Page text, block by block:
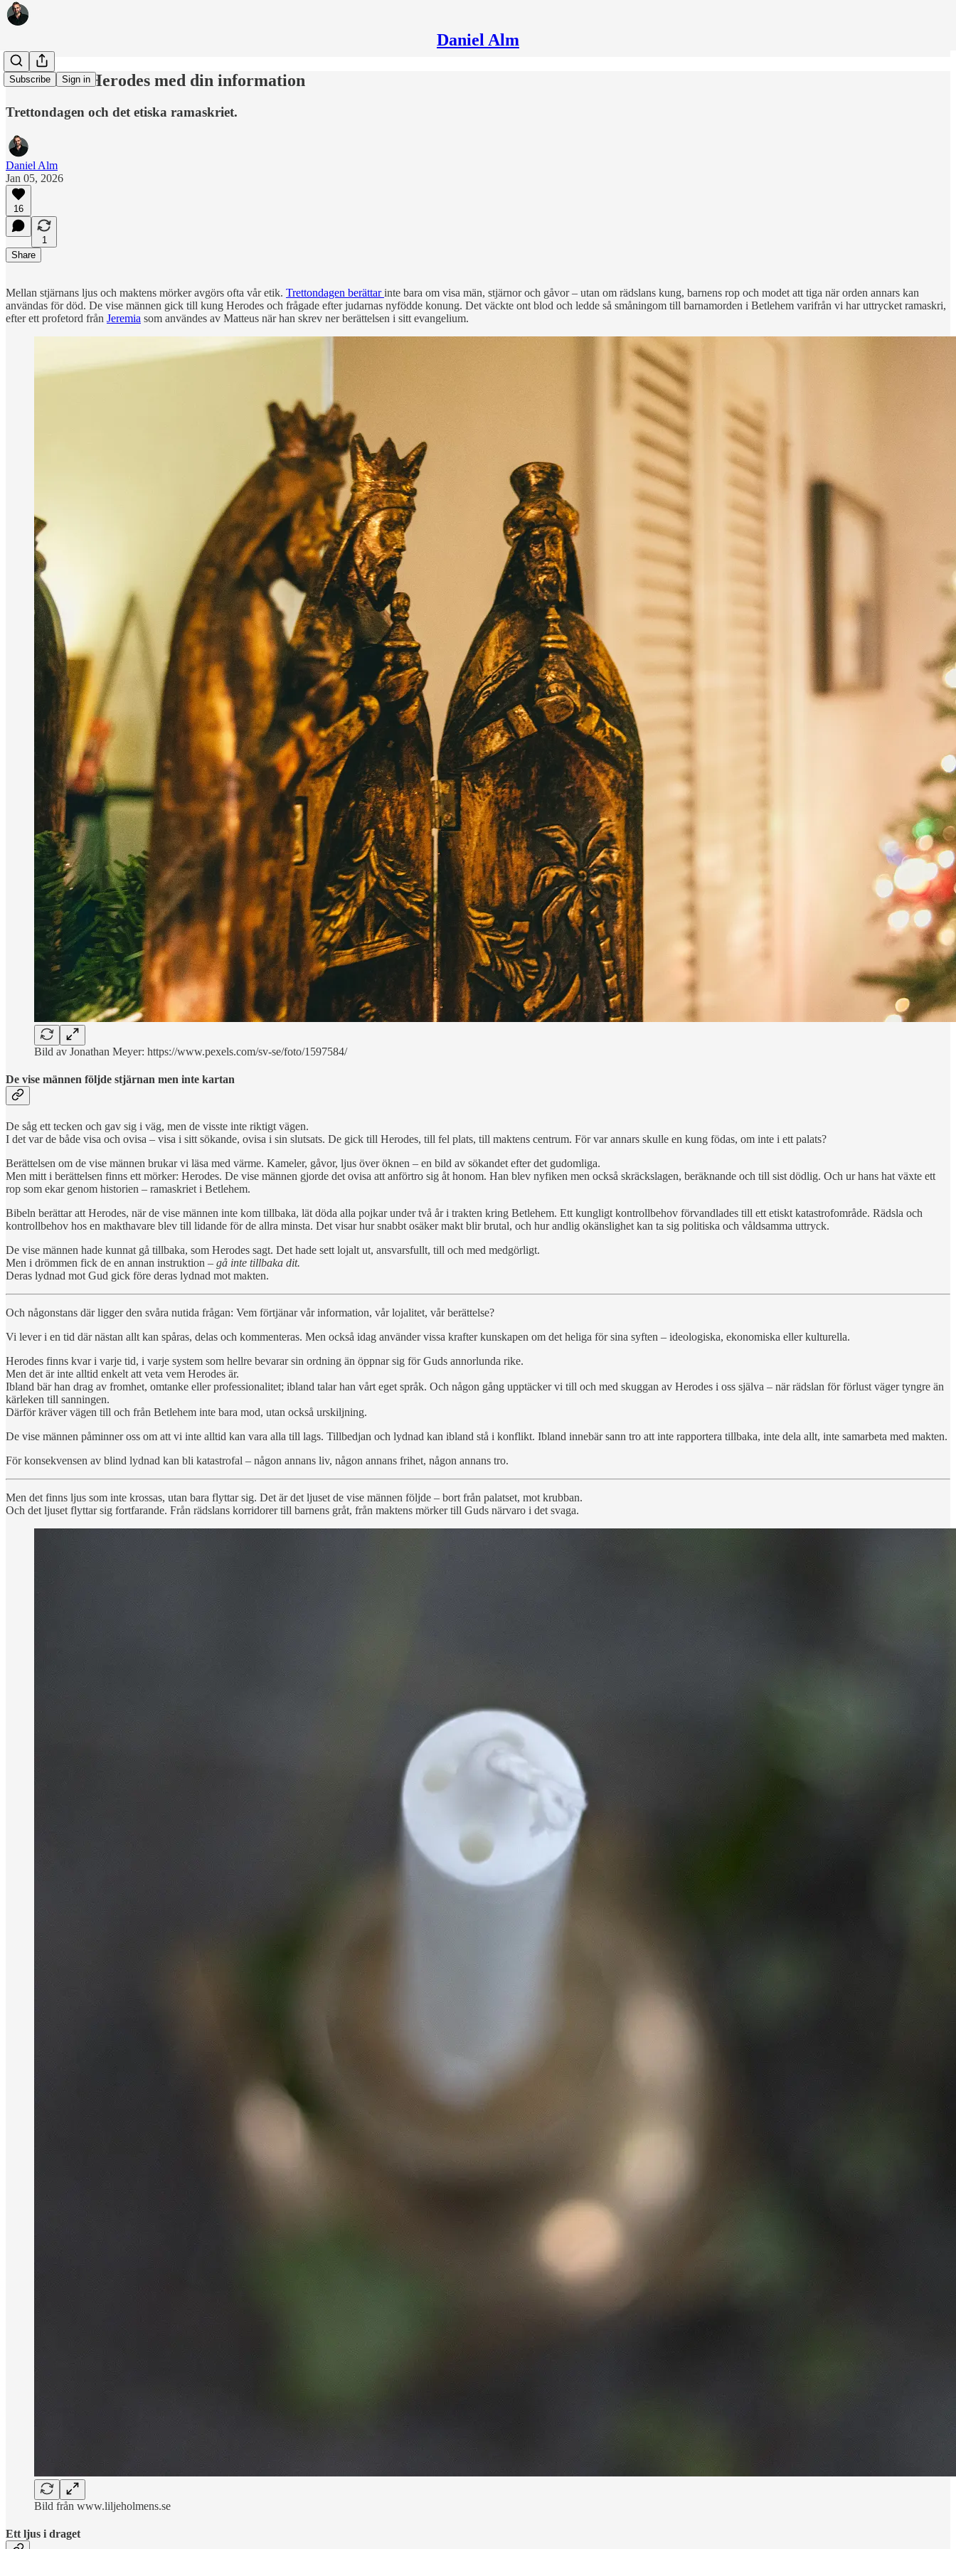
Daniel Alm
Subscribe Sign in
Gå inte till Herodes med din information
Trettondagen och det etiska ramaskriet.
Daniel Alm
Jan 05, 2026
16
1
Share
Mellan stjärnans ljus och maktens mörker avgörs ofta vår etik. Trettondagen berättarinte bara om visa män, stjärnor och gåvor – utan om rädslans kung, barnens rop och modet att tiga när orden annars kan
användas för död. De vise männen gick till kung Herodes och frågade efter judarnas nyfödde konung. Det väckte ont blod och ledde så småningom till barnamorden i Betlehem varifrån vi har uttrycket ramaskri,
efter ett profetord från Jeremia som användes av Matteus när han skrev ner berättelsen i sitt evangelium.
Bild av Jonathan Meyer: https://www.pexels.com/sv-se/foto/1597584/
De vise männen följde stjärnan men inte kartan
De såg ett tecken och gav sig i väg, men de visste inte riktigt vägen.
I det var de både visa och ovisa – visa i sitt sökande, ovisa i sin slutsats. De gick till Herodes, till fel plats, till maktens centrum. För var annars skulle en kung födas, om inte i ett palats?
Berättelsen om de vise männen brukar vi läsa med värme. Kameler, gåvor, ljus över öknen – en bild av sökandet efter det gudomliga.
Men mitt i berättelsen finns ett mörker: Herodes. De vise männen gjorde det ovisa att anförtro sig åt honom. Han blev nyfiken men också skräckslagen, beräknande och till sist dödlig. Och ur hans hat växte ett
rop som ekar genom historien – ramaskriet i Betlehem.
Bibeln berättar att Herodes, när de vise männen inte kom tillbaka, lät döda alla pojkar under två år i trakten kring Betlehem. Ett kungligt kontrollbehov förvandlades till ett etiskt katastrofområde. Rädsla och
kontrollbehov hos en makthavare blev till lidande för de allra minsta. Det visar hur snabbt osäker makt blir brutal, och hur andlig okänslighet kan ta sig politiska och våldsamma uttryck.
De vise männen hade kunnat gå tillbaka, som Herodes sagt. Det hade sett lojalt ut, ansvarsfullt, till och med medgörligt.
Men i drömmen fick de en annan instruktion – gå inte tillbaka dit.
Deras lydnad mot Gud gick före deras lydnad mot makten.
Och någonstans där ligger den svåra nutida frågan: Vem förtjänar vår information, vår lojalitet, vår berättelse?
Vi lever i en tid där nästan allt kan spåras, delas och kommenteras. Men också idag använder vissa krafter kunskapen om det heliga för sina syften – ideologiska, ekonomiska eller kulturella.
Herodes finns kvar i varje tid, i varje system som hellre bevarar sin ordning än öppnar sig för Guds annorlunda rike.
Men det är inte alltid enkelt att veta vem Herodes är.
Ibland bär han drag av fromhet, omtanke eller professionalitet; ibland talar han vårt eget språk. Och någon gång upptäcker vi till och med skuggan av Herodes i oss själva – när rädslan för förlust väger tyngre än
kärleken till sanningen.
Därför kräver vägen till och från Betlehem inte bara mod, utan också urskiljning.
De vise männen påminner oss om att vi inte alltid kan vara alla till lags. Tillbedjan och lydnad kan ibland stå i konflikt. Ibland innebär sann tro att inte rapportera tillbaka, inte dela allt, inte samarbeta med makten.
För konsekvensen av blind lydnad kan bli katastrofal – någon annans liv, någon annans frihet, någon annans tro.
Men det finns ljus som inte krossas, utan bara flyttar sig. Det är det ljuset de vise männen följde – bort från palatset, mot krubban.
Och det ljuset flyttar sig fortfarande. Från rädslans korridorer till barnens gråt, från maktens mörker till Guds närvaro i det svaga.
Bild från www.liljeholmens.se
Ett ljus i draget